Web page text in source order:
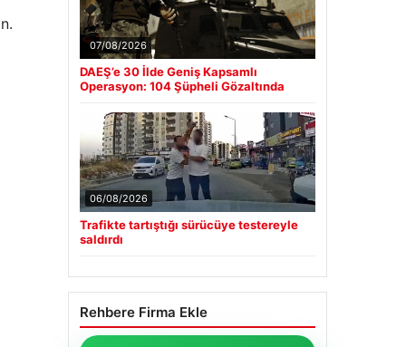
07/08/2026
DAEŞ’e 30 İlde Geniş Kapsamlı
Operasyon: 104 Şüpheli Gözaltında
06/08/2026
Trafikte tartıştığı sürücüye testereyle
saldırdı
Rehbere Firma Ekle